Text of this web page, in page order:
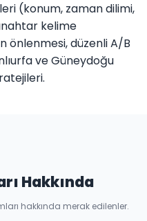
(konum, zaman dilimi,
kelime
önlenmesi, düzenli A/B
ve Güneydoğu
Hakkında
hakkında merak edilenler.